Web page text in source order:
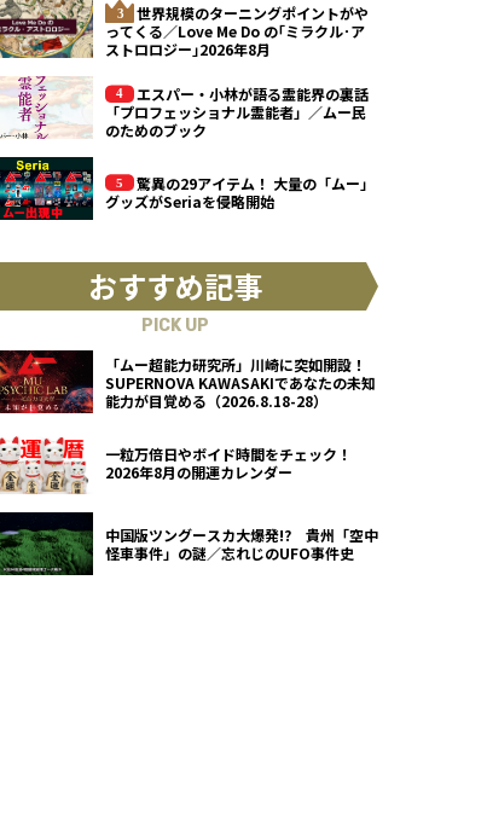
世界規模のターニングポイントがや
ってくる／Love Me Do の｢ミラクル･ア
ストロロジー｣2026年8月
エスパー・小林が語る霊能界の裏話
「プロフェッショナル霊能者」／ムー民
のためのブック
驚異の29アイテム！ 大量の「ムー」
グッズがSeriaを侵略開始
おすすめ記事
PICK UP
「ムー超能力研究所」川崎に突如開設！
SUPERNOVA KAWASAKIであなたの未知
能力が目覚める（2026.8.18-28）
一粒万倍日やボイド時間をチェック！
2026年8月の開運カレンダー
中国版ツングースカ大爆発!? 貴州「空中
怪車事件」の謎／忘れじのUFO事件史